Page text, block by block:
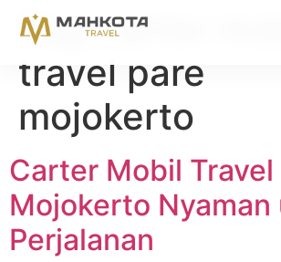
Tag:carter
travel pare
mojokerto
Carter Mobil Travel
Mojokerto
Perjalanan